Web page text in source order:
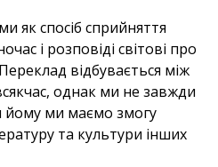
як спосіб сприйняття
і розповіді світові про
відбувається між
однак ми не завжди
йому ми маємо змогу
та культури інших